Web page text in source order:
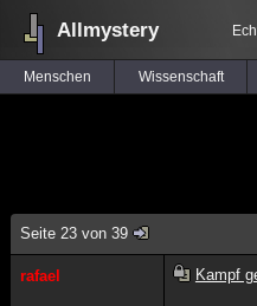
Allmystery
Menschen Wissenschaft
Seite 23 von 39
rafael Kampf